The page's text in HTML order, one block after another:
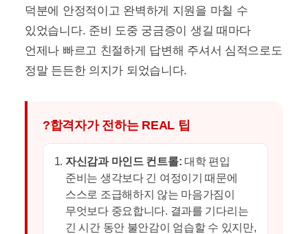
덕분에 안정적이고 완벽하게 지원을 마칠 수
있었습니다. 준비 도중 궁금증이 생길 때마다
언제나 빠르고 친절하게 답변해 주셔서 심적으로도
정말 든든한 의지가 되었습니다.
?합격자가 전하는 REAL 팁
자신감과 마인드 컨트롤: 대학 편입
준비는 생각보다 긴 여정이기 때문에
스스로 조급해하지 않는 마음가짐이
무엇보다 중요합니다. 결과를 기다리는
긴 시간 동안 불안감이 엄습할 수 있지만,